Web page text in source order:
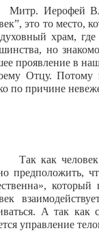
Митр. Иерофей
это то место,
храм, где
но
проявление в
Отцу. Потому
по причине
Так как
предположить,
который
А так
управление